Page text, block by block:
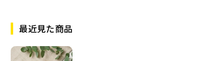
最近見た商品